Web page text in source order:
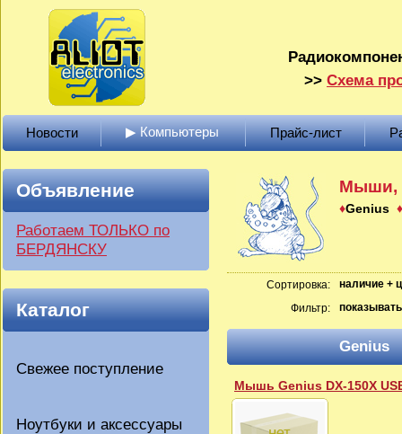
>> Схема
Новости ▶ Компьютеры Прайс-лист
Объявление
Работаем ТОЛЬКО по
БЕРДЯНСКУ
Каталог
Свежее поступление
Ноутбуки и аксессуары
Мыши,
Genius
Сортировка:
наличие +
Фильтр:
Genius
Мышь Genius DX-150X